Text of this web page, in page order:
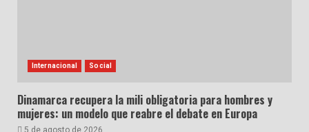
Internacional Social
Dinamarca recupera la mili obligatoria para hombres y
mujeres: un modelo que reabre el debate en Europa
5 de agosto de 2026